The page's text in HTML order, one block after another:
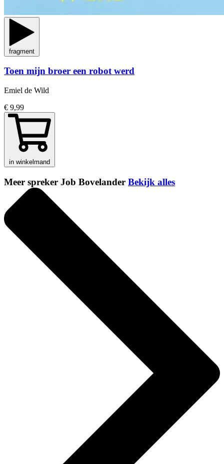
fragment
Toen mijn broer een robot werd
Emiel de Wild
€ 9,99
in winkelmand
Meer spreker Job Bovelander Bekijk alles